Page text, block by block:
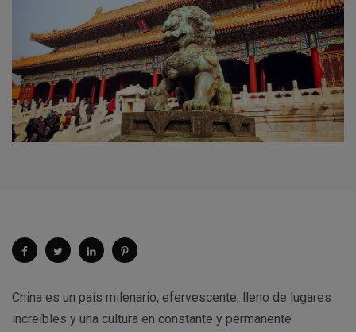
China es un país milenario, efervescente, lleno de lugares
increíbles y una cultura en constante y permanente